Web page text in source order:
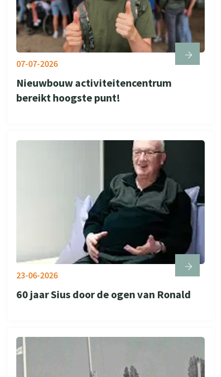
Nieuwbouw activiteitencentrum
bereikt hoogste punt!
07-07-2026
60 jaar Sius door de ogen van Ronald
23-06-2026